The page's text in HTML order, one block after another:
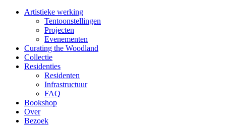
Artistieke werking
Tentoonstellingen
Projecten
Evenementen
Curating the Woodland
Collectie
Residenties
Residenten
Infrastructuur
FAQ
Bookshop
Over
Bezoek